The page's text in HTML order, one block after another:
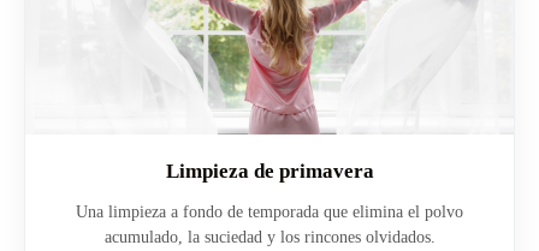
Limpieza de primavera
Una limpieza a fondo de temporada que elimina el polvo
acumulado, la suciedad y los rincones olvidados.